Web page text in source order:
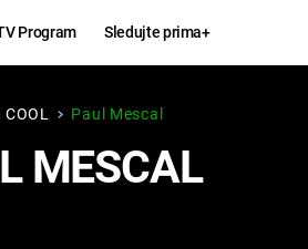
Program Sledujte prima+
Paul Mescal
MESCAL